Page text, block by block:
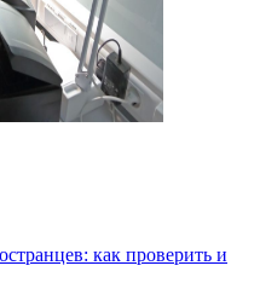
как проверить и